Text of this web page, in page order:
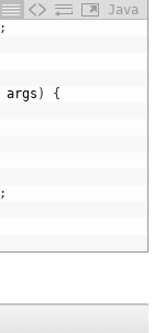
Java
;
args )
{
;